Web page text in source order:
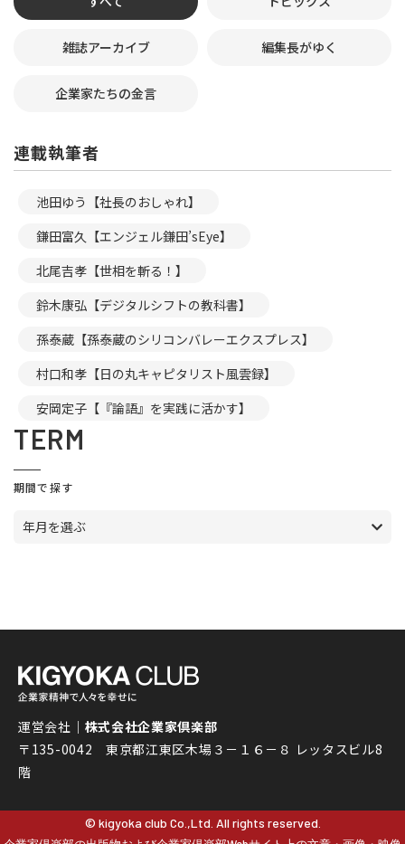
雑誌アーカイブ 編集長がゆく
企業家たちの金言
連載執筆者
池田ゆう【社長のおしゃれ】
鎌田富久【エンジェル鎌田’sEye】
北尾吉孝【世相を斬る！】
鈴木康弘【デジタルシフトの教科書】
孫泰蔵【孫泰蔵のシリコンバレーエクスプレス】
村口和孝【日の丸キャピタリスト風雲録】
安岡定子【『論語』を実践に活かす】
TERM
期間で探す
年月を選ぶ
運営会社｜ 株式会社企業家倶楽部
〒135-0042 東京都江東区木場３－１６－８ レッタスビル8
階
© kigyoka club Co.,Ltd. All rights reserved.